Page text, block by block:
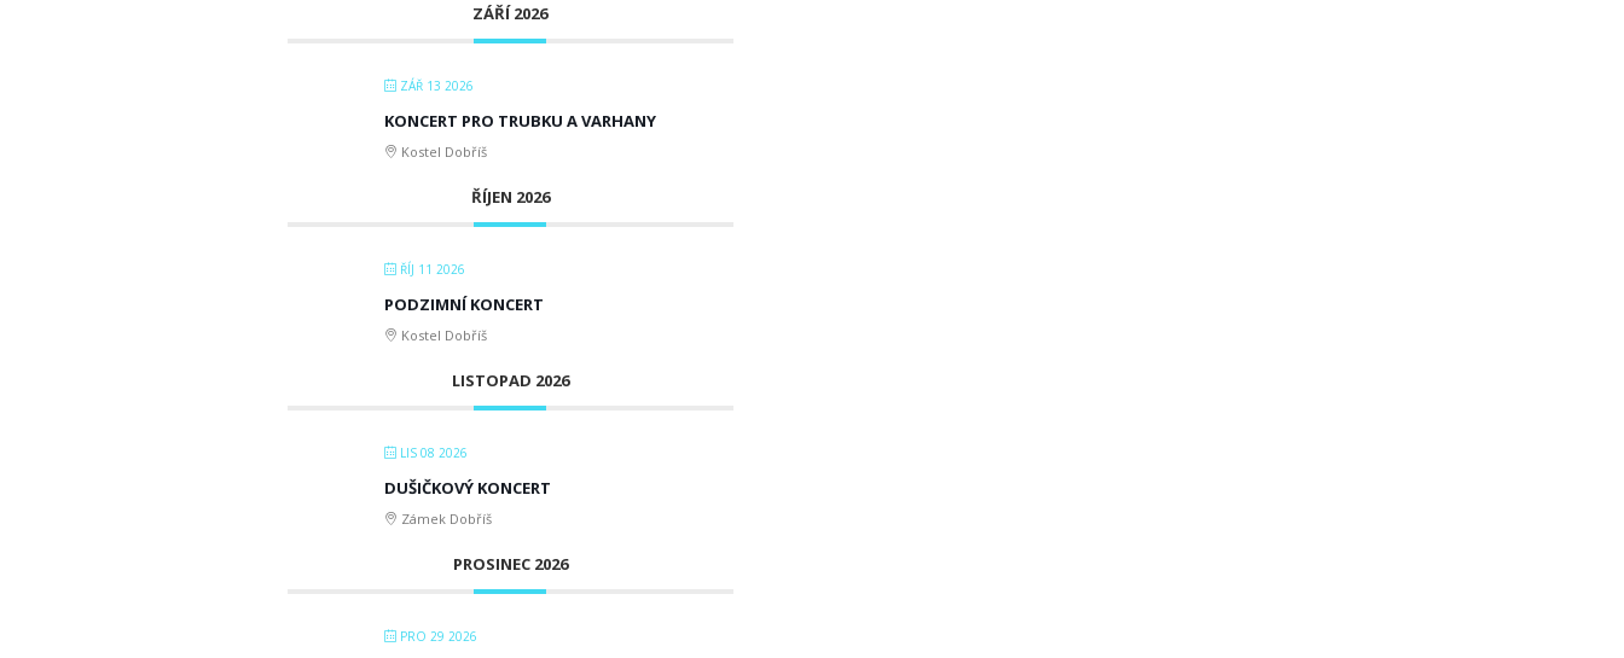
ZÁŘÍ 2026
ZÁŘ 13 2026
KONCERT PRO TRUBKU A VARHANY
Kostel Dobříš
ŘÍJEN 2026
ŘÍJ 11 2026
PODZIMNÍ KONCERT
Kostel Dobříš
LISTOPAD 2026
LIS 08 2026
DUŠIČKOVÝ KONCERT
Zámek Dobříš
PROSINEC 2026
PRO 29 2026